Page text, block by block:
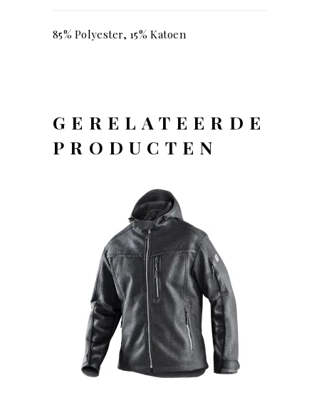
85% Polyester, 15% Katoen
GERELATEERDE
PRODUCTEN
OFFERTEAANVRAAG